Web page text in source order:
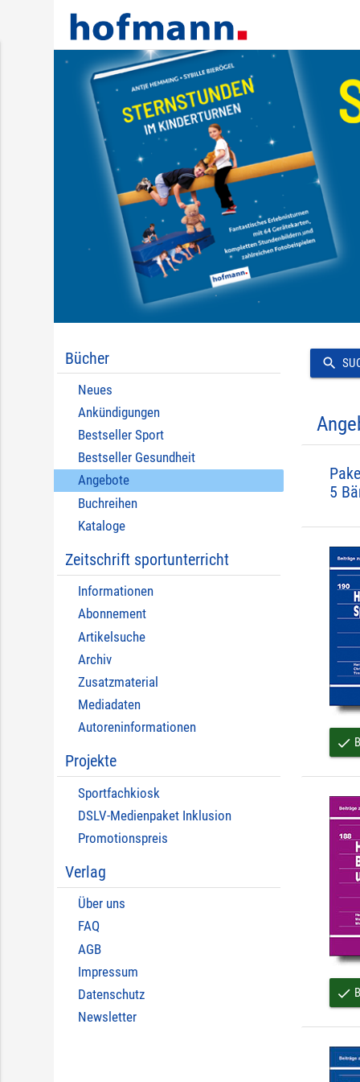
Bücher
Neues
Ankündigungen
Bestseller Sport
Bestseller Gesundheit
Angebote
Buchreihen
Kataloge
Zeitschrift sportunterricht
Informationen
Abonnement
Artikelsuche
Archiv
Zusatzmaterial
Mediadaten
Autoreninformationen
Projekte
Sportfachkiosk
DSLV-Medienpaket Inklusion
Promotionspreis
Verlag
Über uns
FAQ
AGB
Impressum
Datenschutz
Newsletter
search
5
done
done